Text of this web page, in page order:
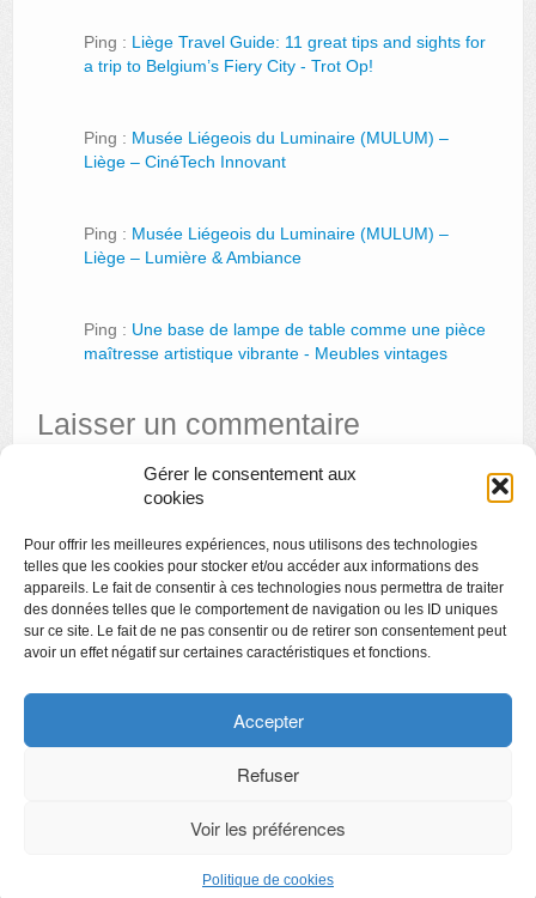
Gérer le consentement aux
cookies
Pour offrir les meilleures expériences, nous utilisons des technologies
telles que les cookies pour stocker et/ou accéder aux informations des
appareils. Le fait de consentir à ces technologies nous permettra de traiter
des données telles que le comportement de navigation ou les ID uniques
sur ce site. Le fait de ne pas consentir ou de retirer son consentement peut
avoir un effet négatif sur certaines caractéristiques et fonctions.
Accepter
Refuser
Voir les préférences
Politique de cookies
Ping : Liège Travel Guide: 11 great tips and sights for
a trip to Belgium’s Fiery City - Trot Op!
Ping : Musée Liégeois du Luminaire (MULUM) –
Liège – CinéTech Innovant
Ping : Musée Liégeois du Luminaire (MULUM) –
Liège – Lumière & Ambiance
Ping : Une base de lampe de table comme une pièce
maîtresse artistique vibrante - Meubles vintages
Laisser un commentaire
vous connecterpour publier un commentaire.
Copyright
Politique de confidentialité
Chartes des engagements des opérateurs culturels